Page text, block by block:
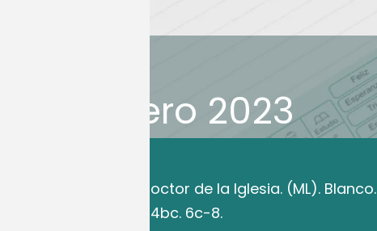
Enero 2023
San Hilario, obispo y doctor de la Iglesia. (ML). Blanco.
Heb 4, 1-5. 11; Sal 77, 3. 4bc. 6c-8.